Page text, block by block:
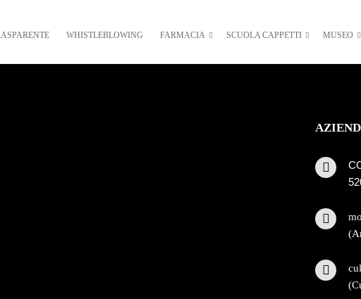
WHISTLEBLOWING FARMACIA SCUOLA CAPPETTI MUSEO